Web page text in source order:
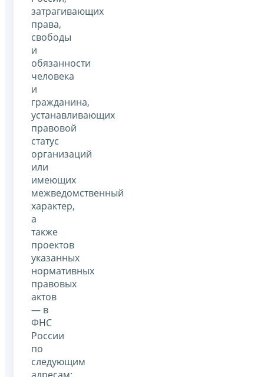
затрагивающих
права,
свободы
и
обязанности
человека
и
гражданина,
устанавливающих
правовой
статус
организаций
или
имеющих
межведомственный
характер,
а
также
проектов
указанных
нормативных
правовых
актов
— в
ФНС
России
по
следующим